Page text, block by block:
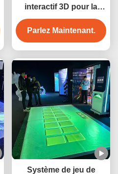
interactif 3D pour la
décoration d'hôtel
Parlez Maintenant.
Système de jeu de